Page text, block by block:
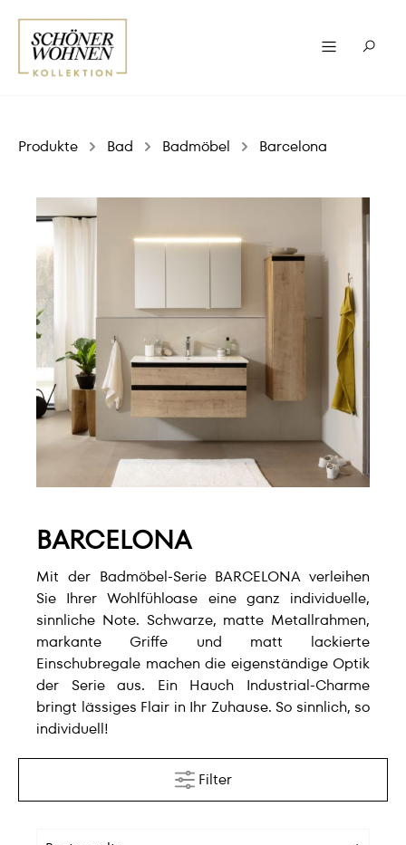
Produkte Bad Badmöbel Barcelona
BARCELONA
Mit der Badmöbel-Serie BARCELONA verleihen
Sie Ihrer Wohlfühloase eine ganz individuelle,
sinnliche Note. Schwarze, matte Metallrahmen,
markante Griffe und matt lackierte
Einschubregale machen die eigenständige Optik
der Serie aus. Ein Hauch Industrial-Charme
bringt lässiges Flair in Ihr Zuhause. So sinnlich, so
individuell!
Filter